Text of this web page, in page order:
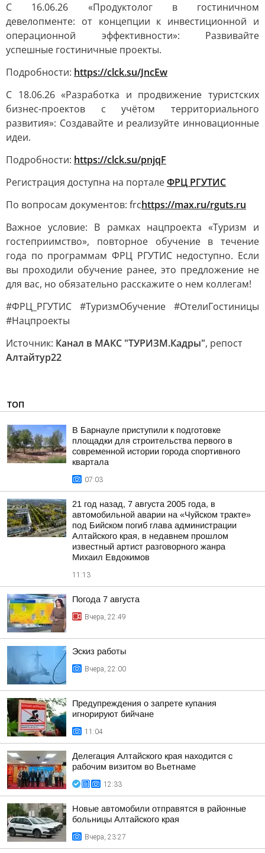
С 16.06.26 «Продуктолог в гостиничном
девелопменте: от концепции к инвестиционной и
операционной эффективности»: Развивайте
успешные гостиничные проекты.
Подробности: https://clck.su/JncEw
С 18.06.26 «Разработка и продвижение туристских
бизнес-проектов с учётом территориального
развития»: Создавайте и реализуйте инновационные
идеи.
Подробности: https://clck.su/pnjqF
Регистрация доступна на порталеФРЦ РГУТИС
По вопросам документов: frchttps://max.ru/rguts.ru
Важное условие: В рамках нацпроекта «Туризм и
гостеприимство», повторное обучение в течение
года по программам ФРЦ РГУТИС недоступно. Если
вы проходили обучение ранее, это предложение не
для вас, но обязательно расскажите о нем коллегам!
#ФРЦ_РГУТИС #ТуризмОбучение #ОтелиГостиницы
#Нацпроекты
Источник: Канал в МАКС "ТУРИЗМ.Кадры", репост
Алтайтур22
ТОП
В Барнауле приступили к подготовке
площадки для строительства первого в
современной истории города спортивного
квартала
07:03
21 год назад, 7 августа 2005 года, в
автомобильной аварии на «Чуйском тракте»
под Бийском погиб глава администрации
Алтайского края, в недавнем прошлом
известный артист разговорного жанра
Михаил Евдокимов
11:13
Погода 7 августа
Вчера, 22:49
Эскиз работы
Вчера, 22:00
Предупреждения о запрете купания
игнорируют бийчане
11:04
Делегация Алтайского края находится с
рабочим визитом во Вьетнаме
12:33
Новые автомобили отправятся в районные
больницы Алтайского края
Вчера, 23:27